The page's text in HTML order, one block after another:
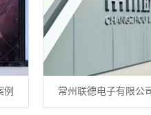
例 常州联德电子有限公